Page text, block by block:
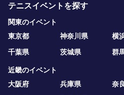
テニスイベントを探す
関東のイベント
東京都
神奈川県 横
千葉県
茨城県 群
近畿のイベント
大阪府
兵庫県 奈